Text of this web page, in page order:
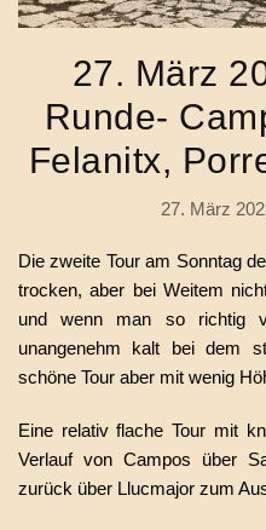
27. März
Runde-
Felanitx,
27. März
Die zweite Tour am Sonntag
trocken, aber bei Weitem
und wenn man so richtig
unangenehm kalt bei dem
schöne Tour aber mit wenig
Eine relativ flache Tour mit
Verlauf von Campos über
zurück über Llucmajor zum